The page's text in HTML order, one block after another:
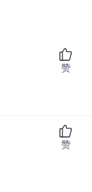
赞
赞